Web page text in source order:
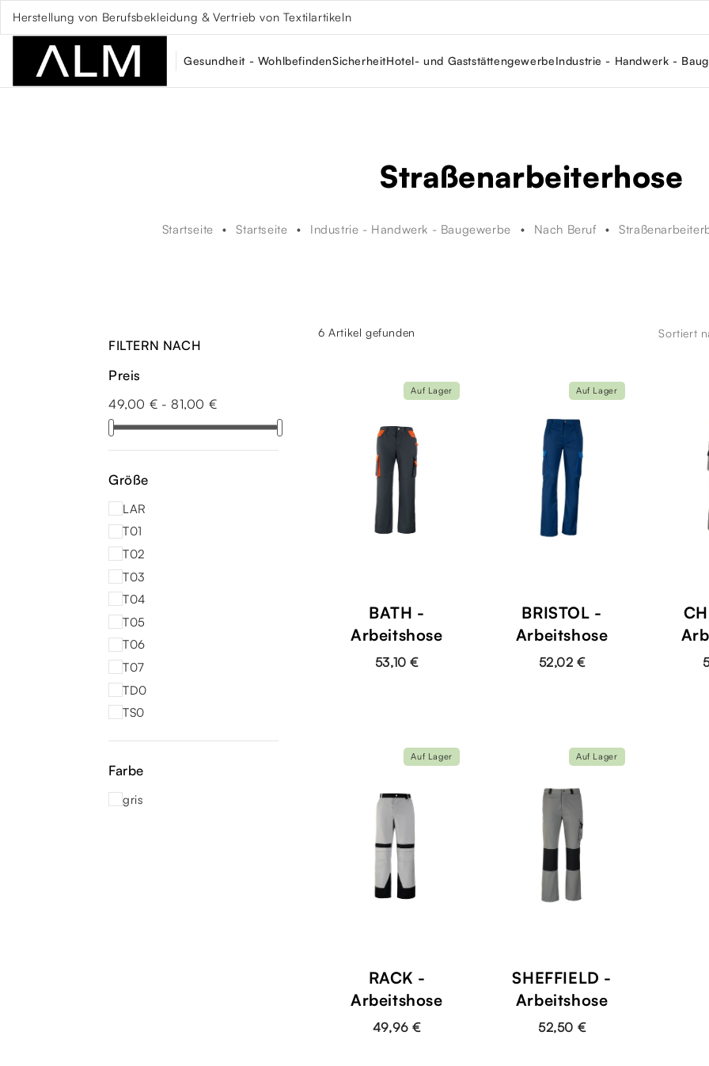
Herstellung von Berufsbekleidung & Vertrieb von Textilartikeln
Gesundheit - WohlbefindenSicherheitHotel- und GaststättengewerbeIndustrie - Handwerk -
Straßenarbeiterhose
Startseite Startseite Industrie - Handwerk - Baugewerbe Nach Beruf
FILTERN NACH
Preis
49,00 € - 81,00 €
Größe
LAR
T01
T02
T03
T04
T05
T06
T07
TD0
TS0
Farbe
gris
6 Artikel gefunden Sortiert
BATH -
Arbeitshose
53,10 €
Auf Lager
BRISTOL -
Arbeitshose
52,02 €
Auf Lager
RACK -
Arbeitshose
49,96 €
Auf Lager
SHEFFIELD -
Arbeitshose
52,50 €
Auf Lager